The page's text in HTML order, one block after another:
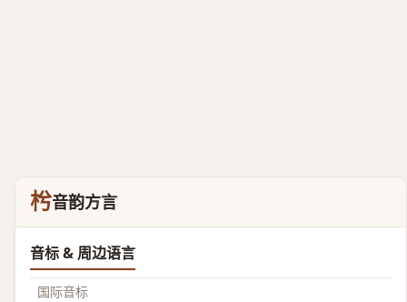
枍音韵方言
音标 & 周边语言
国际音标